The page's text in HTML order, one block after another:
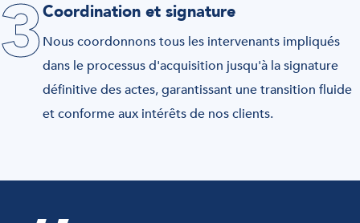
3Coordination et signature
Nous coordonnons tous les intervenants impliqués
dans le processus d'acquisition jusqu'à la signature
définitive des actes, garantissant une transition fluide
et conforme aux intérêts de nos clients.